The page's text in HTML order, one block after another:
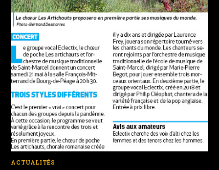
ACTUALITÉS